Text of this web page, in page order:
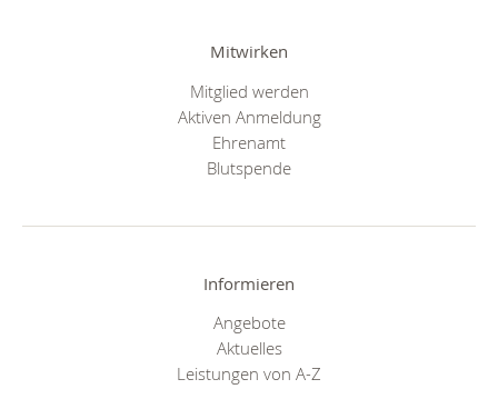
Mitwirken
Mitglied werden
Aktiven Anmeldung
Ehrenamt
Blutspende
Informieren
Angebote
Aktuelles
Leistungen von A-Z